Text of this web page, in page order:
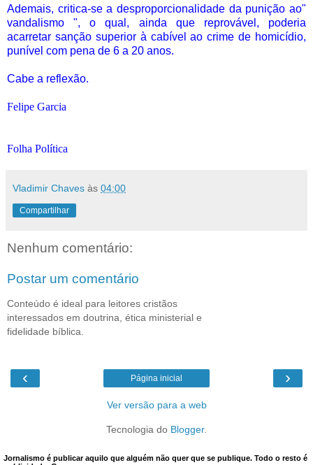
Ademais, critica-se a desproporcionalidade da punição ao"
vandalismo ", o qual, ainda que reprovável, poderia
acarretar sanção superior à cabível ao crime de homicídio,
punível com pena de 6 a 20 anos.
Cabe a reflexão.
Felipe Garcia
Folha Política
Vladimir Chaves às 04:00
Compartilhar
Nenhum comentário:
Postar um comentário
Conteúdo é ideal para leitores cristãos
interessados em doutrina, ética ministerial e
fidelidade bíblica.
‹ ›
Página inicial
Ver versão para a web
Tecnologia do Blogger.
Jornalismo é publicar aquilo que alguém não quer que se publique. Todo o resto é